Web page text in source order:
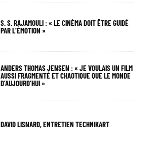
S. S. RAJAMOULI : « LE CINÉMA DOIT ÊTRE GUIDÉ
PAR L’ÉMOTION »
ANDERS THOMAS JENSEN : « JE VOULAIS UN FILM
AUSSI FRAGMENTÉ ET CHAOTIQUE QUE LE MONDE
D’AUJOURD’HUI »
DAVID LISNARD, ENTRETIEN TECHNIKART